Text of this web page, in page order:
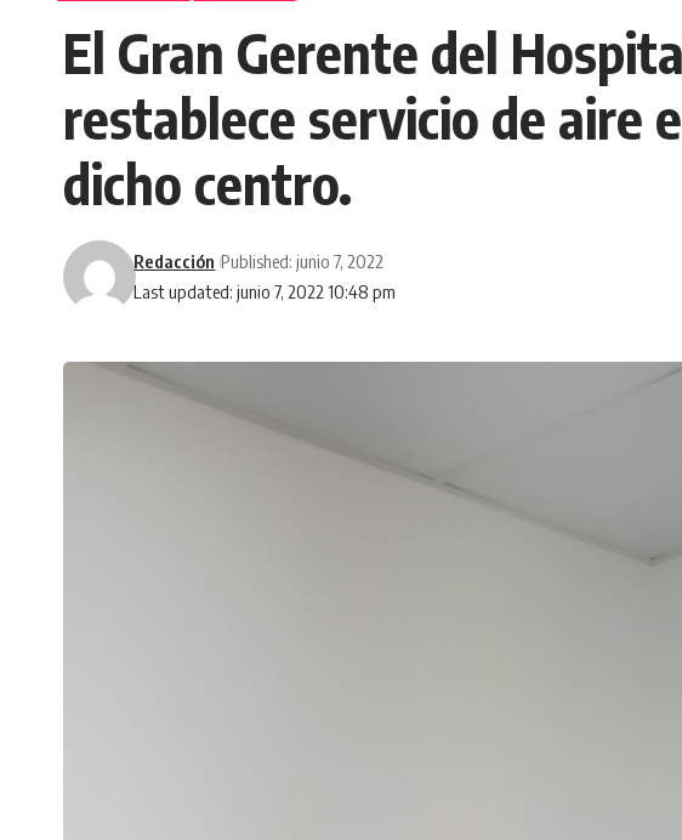
El Gran Gerente del
restablece servicio de aire
dicho centro.
Last updated: junio 7, 2022 10:48 pm
Redacción Published: junio 7, 2022